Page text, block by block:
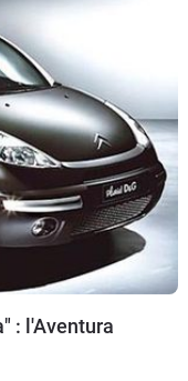
: l'Aventura